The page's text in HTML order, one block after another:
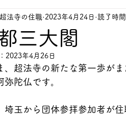
三大閣
超法寺の住職 2023年4月24日 読了時
2023年4月26日
、超法寺の新たな第一歩が
弥陀仏です。
埼玉から団体参拝参加者が